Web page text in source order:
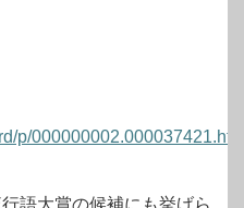
p/
語大賞の候補にも挙げら